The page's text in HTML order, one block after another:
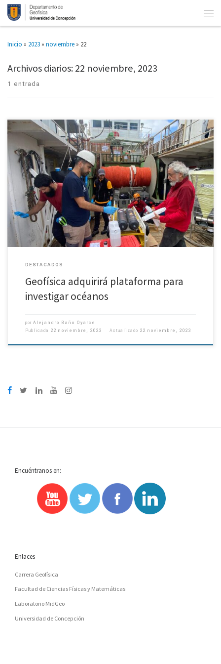
Inicio » 2023 » noviembre » 22
Archivos diarios:22 noviembre, 2023
1 entrada
Proyecto aporta al estudio del clima y del medio ambiente marino. El
coordinador de la iniciativa, Dr. Oscar Pizarro Arriagada, destacó la
adquisición de instrumental para la calibración de sensores […]
DESTACADOS
Geofísica adquirirá plataforma para
investigar océanos
por Alejandro Baño Oyarce
Publicada 22 noviembre, 2023 Actualizado 22 noviembre, 2023
Encuéntranos en:
Enlaces
Carrera Geofísica
Facultad de Ciencias Físicas y Matemáticas
Laboratorio MidGeo
Universidad de Concepción